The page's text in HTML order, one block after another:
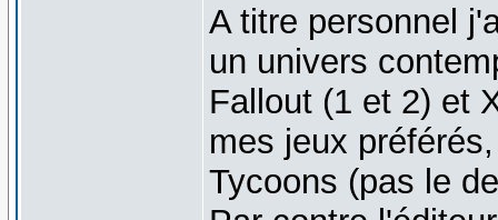
A titre personnel
un univers
Fallout (1 et 2) et
mes jeux
Tycoons (pas le